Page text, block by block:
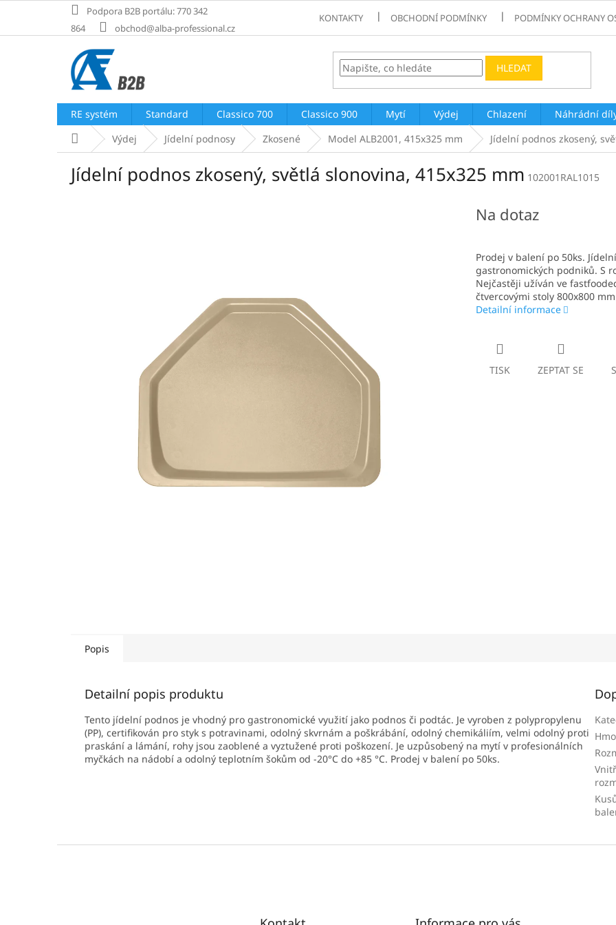
obsah
Podpora B2B portálu: 770 342
864
obchod@alba-professional.cz
KONTAKTY OBCHODNÍ PODMÍNKY PODMÍNKY OCHRANY
HLEDAT
RE systém Standard Classico 700 Classico 900 Mytí Výdej Chlazení Náhrádní
Domů Výdej Jídelní podnosy Zkosené Model ALB2001, 415x325 mm Jídelní podnos zkosený,
Jídelní podnos zkosený, světlá slonovina, 415x325 mm 102001RAL1015
Na dotaz
Prodej v balení po 50ks.
gastronomických podniků. S
Nejčastěji užíván ve
čtvercovými stoly 800x800
Detailní informace
TISK ZEPTAT SE
Popis
Detailní popis produktu
Tento jídelní podnos je vhodný pro gastronomické využití jako podnos či podtác. Je vyroben z polypropylenu
(PP), certifikován pro styk s potravinami, odolný skvrnám a poškrábání, odolný chemikáliím, velmi odolný proti
praskání a lámání, rohy jsou zaoblené a vyztužené proti poškození. Je uzpůsobený na mytí v profesionálních
myčkách na nádobí a odolný teplotním šokům od -20°C do +85 °C. Prodej v balení po 50ks.